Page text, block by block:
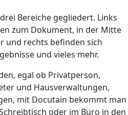
Bereiche gegliedert. Links
zum Dokument, in der Mitte
und rechts befinden sich
und vieles mehr.
egal ob Privatperson,
und Hausverwaltungen,
mit Docutain bekommt man
oder im Büro in den